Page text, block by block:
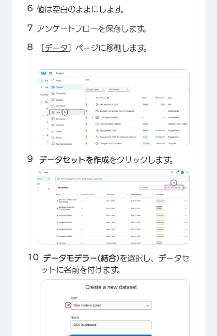
値は空白のままにします。
アンケートフローを保存します。
データ ］ページに移動します。
データセットを作成をクリックします。
データモデラー(結合)を選択し、データセ
ットに名前を付けます。